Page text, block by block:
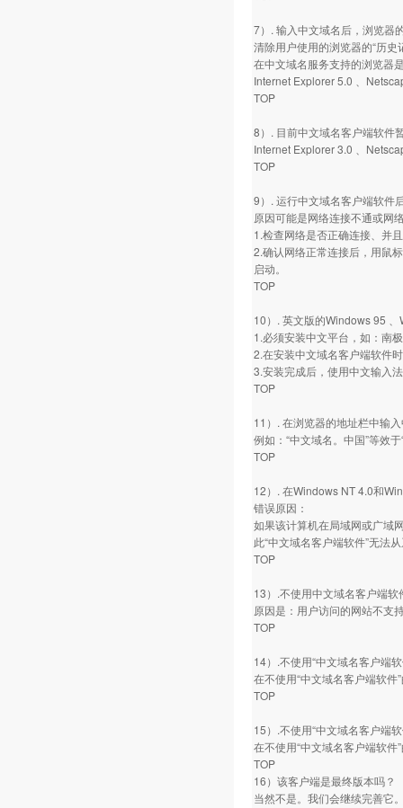
7）. 输入中文域名后，浏览器
清除用户使用的浏览器的“历
在中文域名服务支持的浏览器
Internet Explorer 5.0 、
TOP
8）. 目前中文域名客户端软件
Internet Explorer 3.0 、
TOP
9）. 运行中文域名客户端软件
原因可能是网络连接不通或网
1.检查网络是否正确连接、并
2.确认网络正常连接后，用鼠
启动。
TOP
10）. 英文版的Windows 95
1.必须安装中文平台，如：南
2.在安装中文域名客户端软件
3.安装完成后，使用中文输入
TOP
11）. 在浏览器的地址栏中输
例如：“中文域名。中国”等效
TOP
12）. 在Windows NT 4.0和
错误原因：
如果该计算机在局域网或广域
此“中文域名客户端软件”无法
TOP
13）.不使用中文域名客户端软
原因是：用户访问的网站不支
TOP
14）.不使用“中文域名客户端
在不使用“中文域名客户端软
TOP
15）.不使用“中文域名客户端
在不使用“中文域名客户端软件
TOP
16）该客户端是最终版本吗？
当然不是。我们会继续完善它